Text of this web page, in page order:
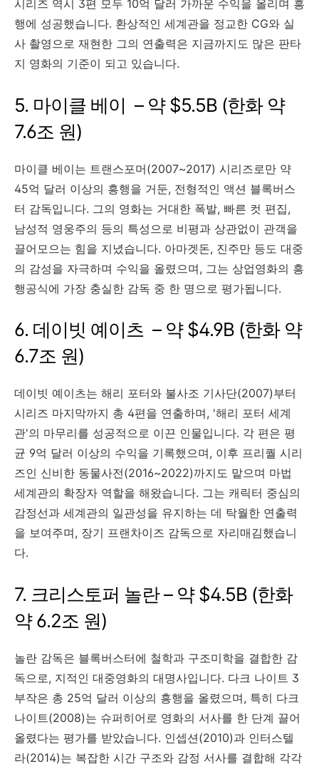
시리즈 역시 3편 모두 10억 달러 가까운 수익을 올리며 흥
행에 성공했습니다. 환상적인 세계관을 정교한 CG와 실
사 촬영으로 재현한 그의 연출력은 지금까지도 많은 판타
지 영화의 기준이 되고 있습니다.
5. 마이클 베이 – 약 $5.5B (한화 약
7.6조 원)
마이클 베이는 트랜스포머(2007~2017) 시리즈로만 약
45억 달러 이상의 흥행을 거둔, 전형적인 액션 블록버스
터 감독입니다. 그의 영화는 거대한 폭발, 빠른 컷 편집,
남성적 영웅주의 등의 특성으로 비평과 상관없이 관객을
끌어모으는 힘을 지녔습니다. 아마겟돈, 진주만 등도 대중
의 감성을 자극하며 수익을 올렸으며, 그는 상업영화의 흥
행공식에 가장 충실한 감독 중 한 명으로 평가됩니다.
6. 데이빗 예이츠 – 약 $4.9B (한화 약
6.7조 원)
데이빗 예이츠는 해리 포터와 불사조 기사단(2007)부터
시리즈 마지막까지 총 4편을 연출하며, '해리 포터 세계
관'의 마무리를 성공적으로 이끈 인물입니다. 각 편은 평
균 9억 달러 이상의 수익을 기록했으며, 이후 프리퀄 시리
즈인 신비한 동물사전(2016~2022)까지도 맡으며 마법
세계관의 확장자 역할을 해왔습니다. 그는 캐릭터 중심의
감정선과 세계관의 일관성을 유지하는 데 탁월한 연출력
을 보여주며, 장기 프랜차이즈 감독으로 자리매김했습니
다.
7. 크리스토퍼 놀란 – 약 $4.5B (한화
약 6.2조 원)
놀란 감독은 블록버스터에 철학과 구조미학을 결합한 감
독으로, 지적인 대중영화의 대명사입니다. 다크 나이트 3
부작은 총 25억 달러 이상의 흥행을 올렸으며, 특히 다크
나이트(2008)는 슈퍼히어로 영화의 서사를 한 단계 끌어
올렸다는 평가를 받았습니다. 인셉션(2010)과 인터스텔
라(2014)는 복잡한 시간 구조와 감정 서사를 결합해 각각